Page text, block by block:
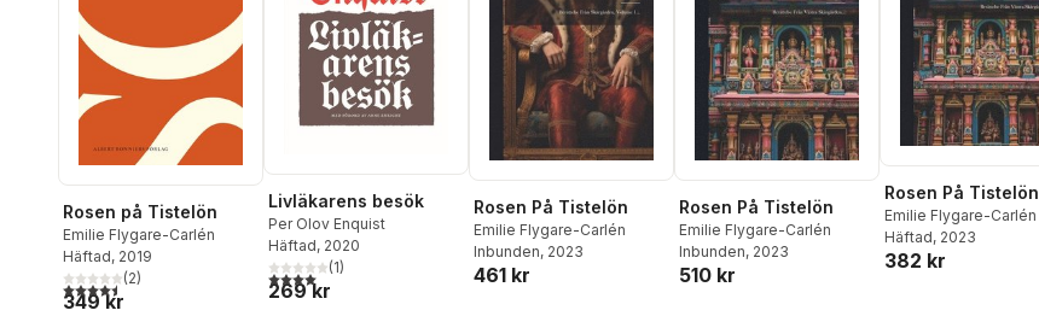
Rosen på Tistelön
Emilie Flygare-Carlén
Häftad, 2019
4,5utav 5 stjärnor. Totalt antal röster:
(2)
349 kr
Livläkarens besök
Per Olov Enquist
Häftad, 2020
4,0utav 5 stjärnor. Totalt antal röster:
(1)
269 kr
Rosen På Tistelön
Emilie Flygare-Carlén
Inbunden, 2023
461 kr
Rosen På Tistelön
Emilie Flygare-Carlén
Inbunden, 2023
510 kr
Rosen På Tistelön
Emilie Flygare-Carlén
Häftad, 2023
382 kr